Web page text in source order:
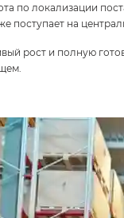
по локализации
поступает на
рост и полную